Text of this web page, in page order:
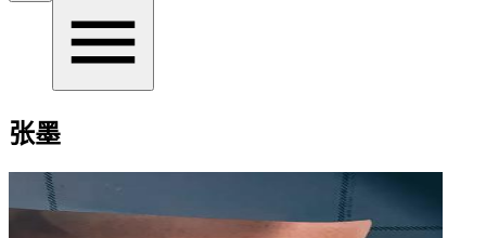
张墨